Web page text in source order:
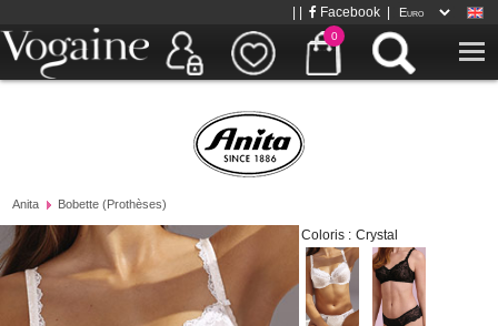
0
Facebook
Anita Bobette (Prothèses)
Coloris : Crystal